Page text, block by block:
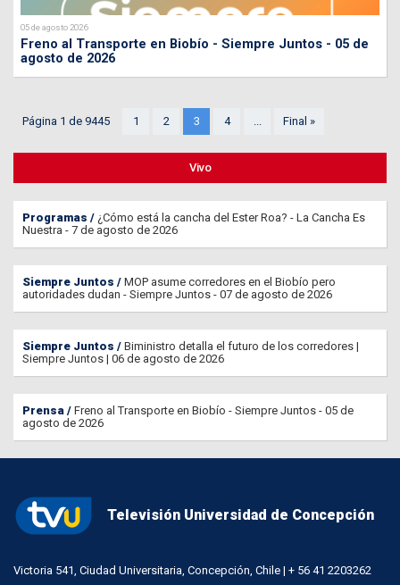
05 de agosto 2026
Freno al Transporte en Biobío - Siempre Juntos - 05 de
agosto de 2026
Página 1 de 9445 1 2 3 4 ... Final »
Vivo
Programas
¿Cómo está la cancha del Ester Roa? - La Cancha Es
Nuestra - 7 de agosto de 2026
Siempre Juntos
MOP asume corredores en el Biobío pero
autoridades dudan - Siempre Juntos - 07 de agosto de 2026
Siempre Juntos
Biministro detalla el futuro de los corredores |
Siempre Juntos | 06 de agosto de 2026
Prensa
Freno al Transporte en Biobío - Siempre Juntos - 05 de
agosto de 2026
Televisión Universidad de Concepción
Victoria 541, Ciudad Universitaria, Concepción, Chile | + 56 41 2203262